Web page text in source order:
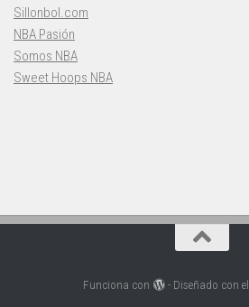
Sillonbol.com
NBA Pasión
Somos NBA
Sweet Hoops NBA
Funciona con - Diseñado con el